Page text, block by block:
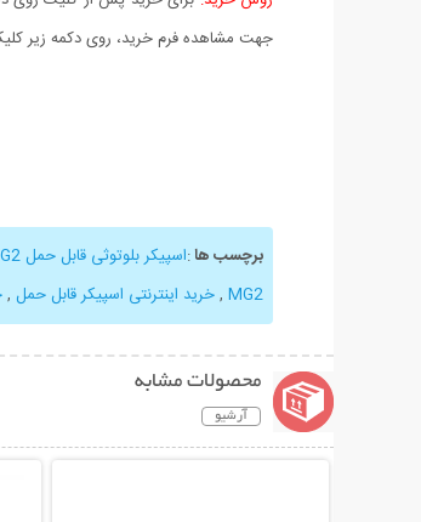
جهت مشاهده فرم خرید، روی دکمه زیر
برچسب ها:اسپیکر بلوتوثی قابل حمل MG2
MG2
,خرید اینترنتی اسپیکر قابل حمل ,
محصولات مشابه
آرشیو